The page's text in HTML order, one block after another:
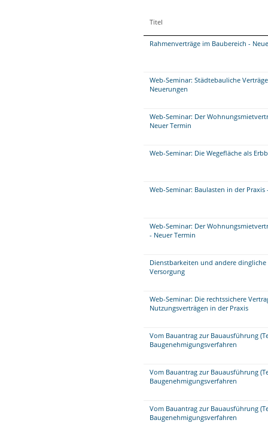
Titel
Rahmenverträge im Baubereich -
Web-Seminar: Städtebauliche
Neuerungen
Web-Seminar: Der
Neuer Termin
Web-Seminar: Die Wegefläche als
Web-Seminar: Baulasten in der Praxis
Web-Seminar: Der
- Neuer Termin
Dienstbarkeiten und andere
Versorgung
Web-Seminar: Die rechtssichere
Nutzungsverträgen in der Praxis
Vom Bauantrag zur Bauausführung
Baugenehmigungsverfahren
Vom Bauantrag zur Bauausführung
Baugenehmigungsverfahren
Vom Bauantrag zur Bauausführung
Baugenehmigungsverfahren